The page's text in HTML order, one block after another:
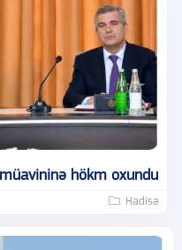
hökm oxundu
Hadisə